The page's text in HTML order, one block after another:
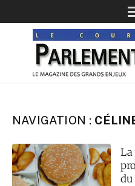
NAVIGATION :
du